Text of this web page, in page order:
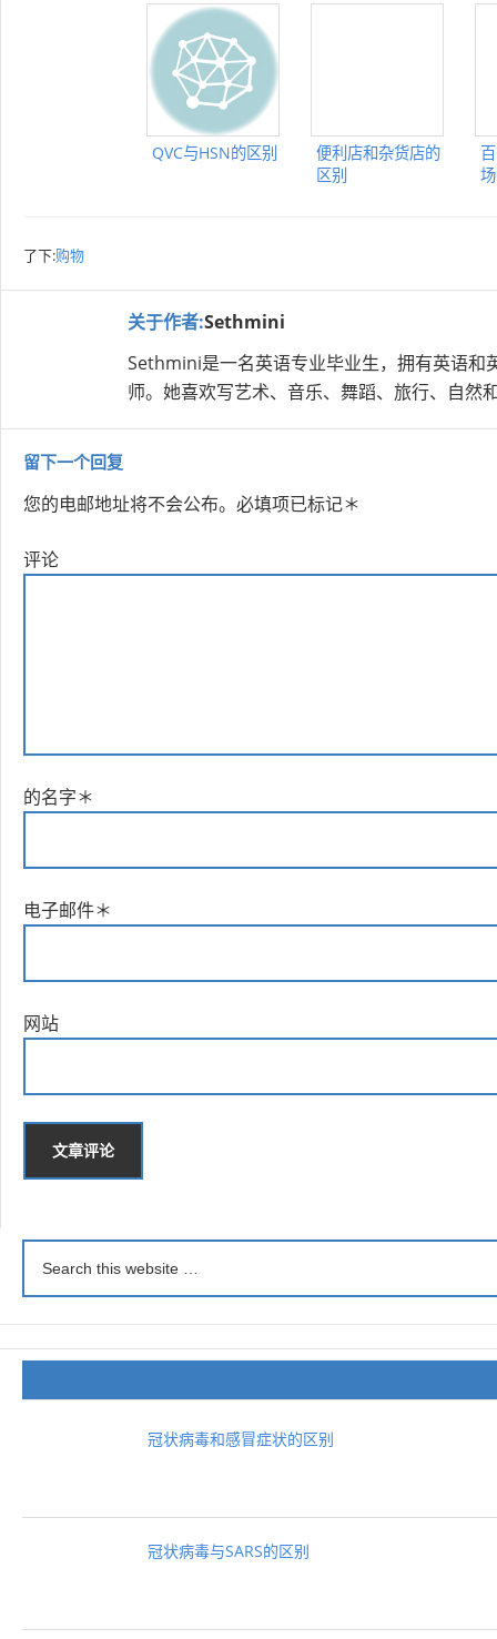
QVC与HSN的区别
便利店和杂货店的
区别
了下:购物
关于作者:Sethmini
Sethmini是一名英语专业毕业生，拥有英语和
师。她喜欢写艺术、音乐、舞蹈、旅行、自然
留下一个回复
您的电邮地址将不会公布。 必填项已标记＊
评论
的名字＊
电子邮件＊
网站
冠状病毒和感冒症状的区别
冠状病毒与SARS的区别